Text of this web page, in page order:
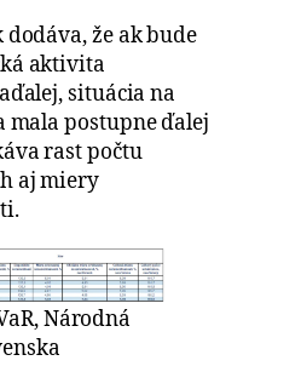
že ak bude
aktivita
situácia na
mala postupne ďalej
rast počtu
aj miery
Národná